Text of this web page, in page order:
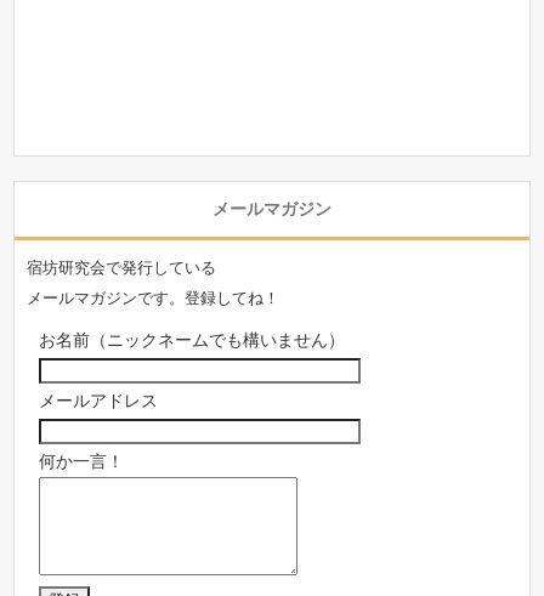
メールマガジン
宿坊研究会で発行している
メールマガジンです。登録してね！
お名前（ニックネームでも構いません）
メールアドレス
何か一言！